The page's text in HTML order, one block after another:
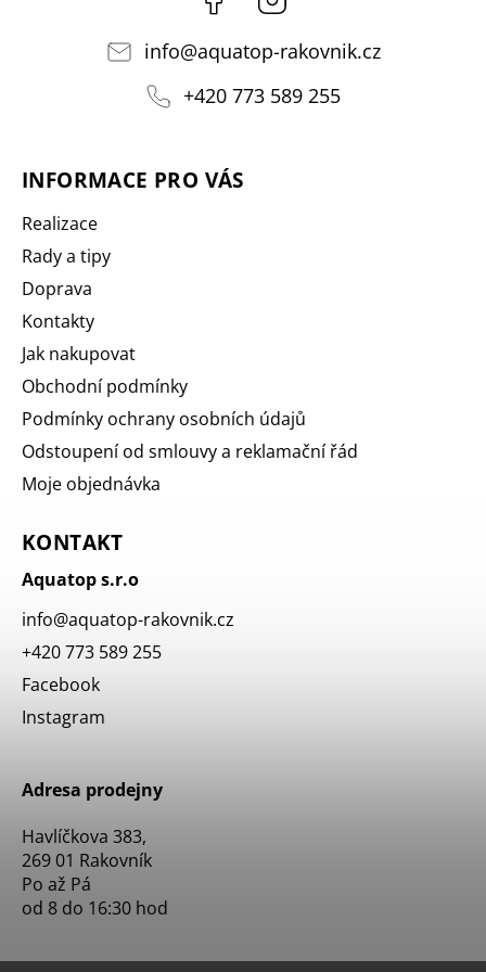
info@aquatop-rakovnik.cz
+420 773 589 255
INFORMACE PRO VÁS
Realizace
Rady a tipy
Doprava
Kontakty
Jak nakupovat
Obchodní podmínky
Podmínky ochrany osobních údajů
Odstoupení od smlouvy a reklamační řád
Moje objednávka
KONTAKT
Aquatop s.r.o
info@aquatop-rakovnik.cz
+420 773 589 255
Facebook
Instagram
Adresa prodejny
Havlíčkova 383,
269 01 Rakovník
Po až Pá
od 8 do 16:30 hod